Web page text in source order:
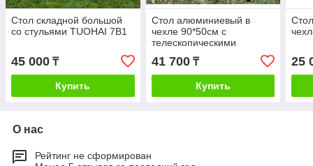
Стол складной большой
со стульями TUOHAI 7B1
45 000 ₸
Купить
Стол алюминиевый в
чехле 90*50см с
телескопическими
41 700₸
Купить
25
О нас
Рейтинг не сформирован